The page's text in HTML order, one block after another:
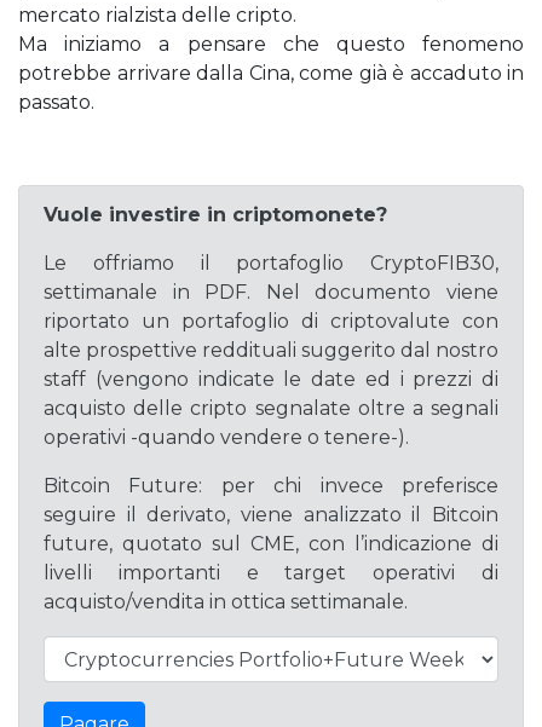
mercato rialzista delle cripto.
Ma iniziamo a pensare che questo fenomeno
potrebbe arrivare dalla Cina, come già è accaduto in
passato.
Vuole investire in criptomonete?
Le offriamo il portafoglio CryptoFIB30,
settimanale in PDF. Nel documento viene
riportato un portafoglio di criptovalute con
alte prospettive reddituali suggerito dal nostro
staff (vengono indicate le date ed i prezzi di
acquisto delle cripto segnalate oltre a segnali
operativi -quando vendere o tenere-).
Bitcoin Future: per chi invece preferisce
seguire il derivato, viene analizzato il Bitcoin
future, quotato sul CME, con l’indicazione di
livelli importanti e target operativi di
acquisto/vendita in ottica settimanale.